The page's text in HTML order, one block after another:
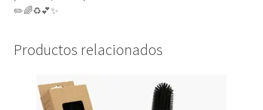
✏️🌈♻️💕✨
Productos relacionados